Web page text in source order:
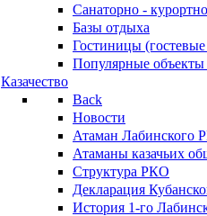
Санаторно -
Базы отдыха
Гостиницы
Популярные объекты
Казачество
Back
Новости
Атаман Лабинского
Атаманы казачьих
Структура РКО
Декларация
История 1-го